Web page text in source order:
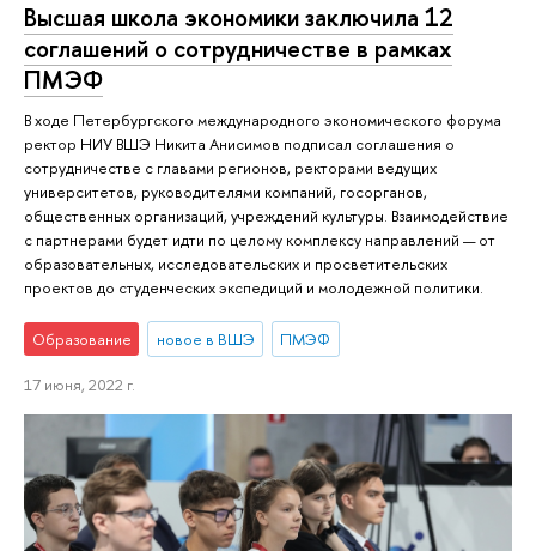
Высшая школа экономики заключила 12
соглашений о сотрудничестве в рамках
ПМЭФ
В ходе Петербургского международного экономического форума
ректор НИУ ВШЭ Никита Анисимов подписал соглашения о
сотрудничестве с главами регионов, ректорами ведущих
университетов, руководителями компаний, госорганов,
общественных организаций, учреждений культуры. Взаимодействие
с партнерами будет идти по целому комплексу направлений — от
образовательных, исследовательских и просветительских
проектов до студенческих экспедиций и молодежной политики.
Образование новое в ВШЭ ПМЭФ
17 июня, 2022 г.